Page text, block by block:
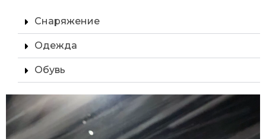
Снаряжение
Одежда
Обувь